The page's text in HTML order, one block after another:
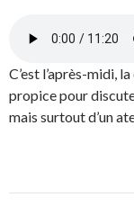
C’est l’après-midi,
propice pour
mais surtout d’un